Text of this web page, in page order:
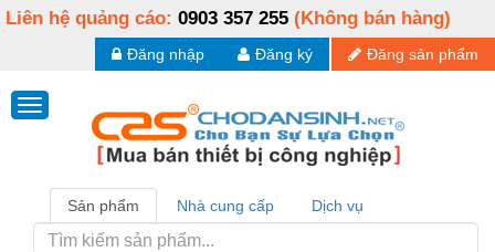
Liên hệ quảng cáo: 0903 357 255 (Không bán hàng)
Đăng sản phẩm
Đăng ký
Đăng nhập
Sản phẩm Nhà cung cấp Dịch vụ